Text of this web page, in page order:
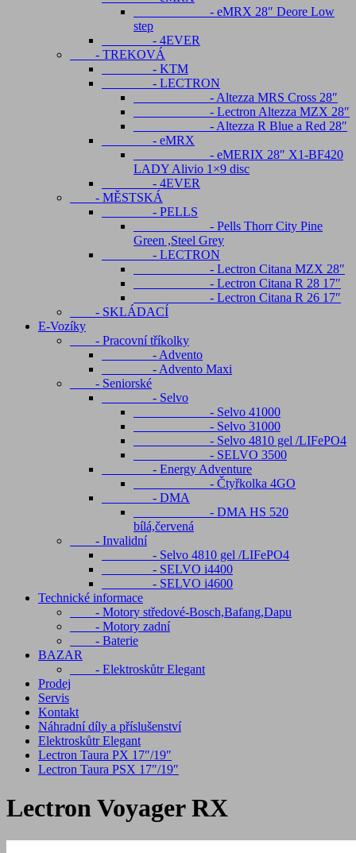
- eMRX 28″ Deore Low
step
- 4EVER
- TREKOVÁ
- KTM
- LECTRON
- Altezza MRS Cross 28″
- Lectron Altezza MZX 28″
- Altezza R Blue a Red 28″
- eMRX
- eMERIX 28″ X1-BF420
LADY Alivio 1×9 disc
- 4EVER
- MĚSTSKÁ
- PELLS
- Pells Thorr City Pine
Green ,Steel Grey
- LECTRON
- Lectron Citana MZX 28″
- Lectron Citana R 28 17″
- Lectron Citana R 26 17″
- SKLÁDACÍ
E-Vozíky
- Pracovní tříkolky
- Advento
- Advento Maxi
- Seniorské
- Selvo
- Selvo 41000
- Selvo 31000
- Selvo 4810 gel /LIFePO4
- SELVO 3500
- Energy Adventure
- Čtyřkolka 4GO
- DMA
- DMA HS 520
bílá,červená
- Invalidní
- Selvo 4810 gel /LIFePO4
- SELVO i4400
- SELVO i4600
Technické informace
- Motory středové-Bosch,Bafang,Dapu
- Motory zadní
- Baterie
BAZAR
- Elektroskůtr Elegant
Prodej
Servis
Kontakt
Náhradní díly a příslušenství
Elektroskůtr Elegant
Lectron Taura PX 17″/19″
Lectron Taura PSX 17″/19″
Lectron Voyager RX